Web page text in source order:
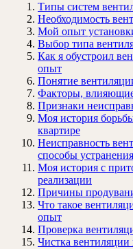
Типы систем
Необходимость
Мой опыт
Выбор типа
Как я обустроил
опыт
Понятие
Факторы,
Признаки
Моя история
квартире
Неисправность
способы устранения
Моя история с
реализации
Причины
Что такое
опыт
Проверка
Чистка вентиляции